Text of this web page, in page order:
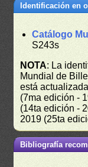
Identificación en
Catálogo
S243s
NOTA: La
Mundial de
está
(7ma edición -
(14ta edición -
2019 (25ta
Bibliografía